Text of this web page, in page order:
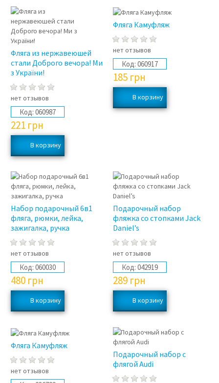
Фляга из нержавеюшей
стали Доброго вечора! Ми
з України!
нет отзывов
Код: 060987
221 грн
Фляга Камуфляж
нет отзывов
Код: 060917
185 грн
Набор подарочный 6в1
фляга, рюмки, лейка,
зажигалка, ручка
нет отзывов
Код: 060030
480 грн
Подарочный набор
фляжка со стопками Jack
Daniel’s
нет отзывов
Код: 042919
289 грн
Фляга Камуфляж
нет отзывов
Подарочный набор с
флягой Audi